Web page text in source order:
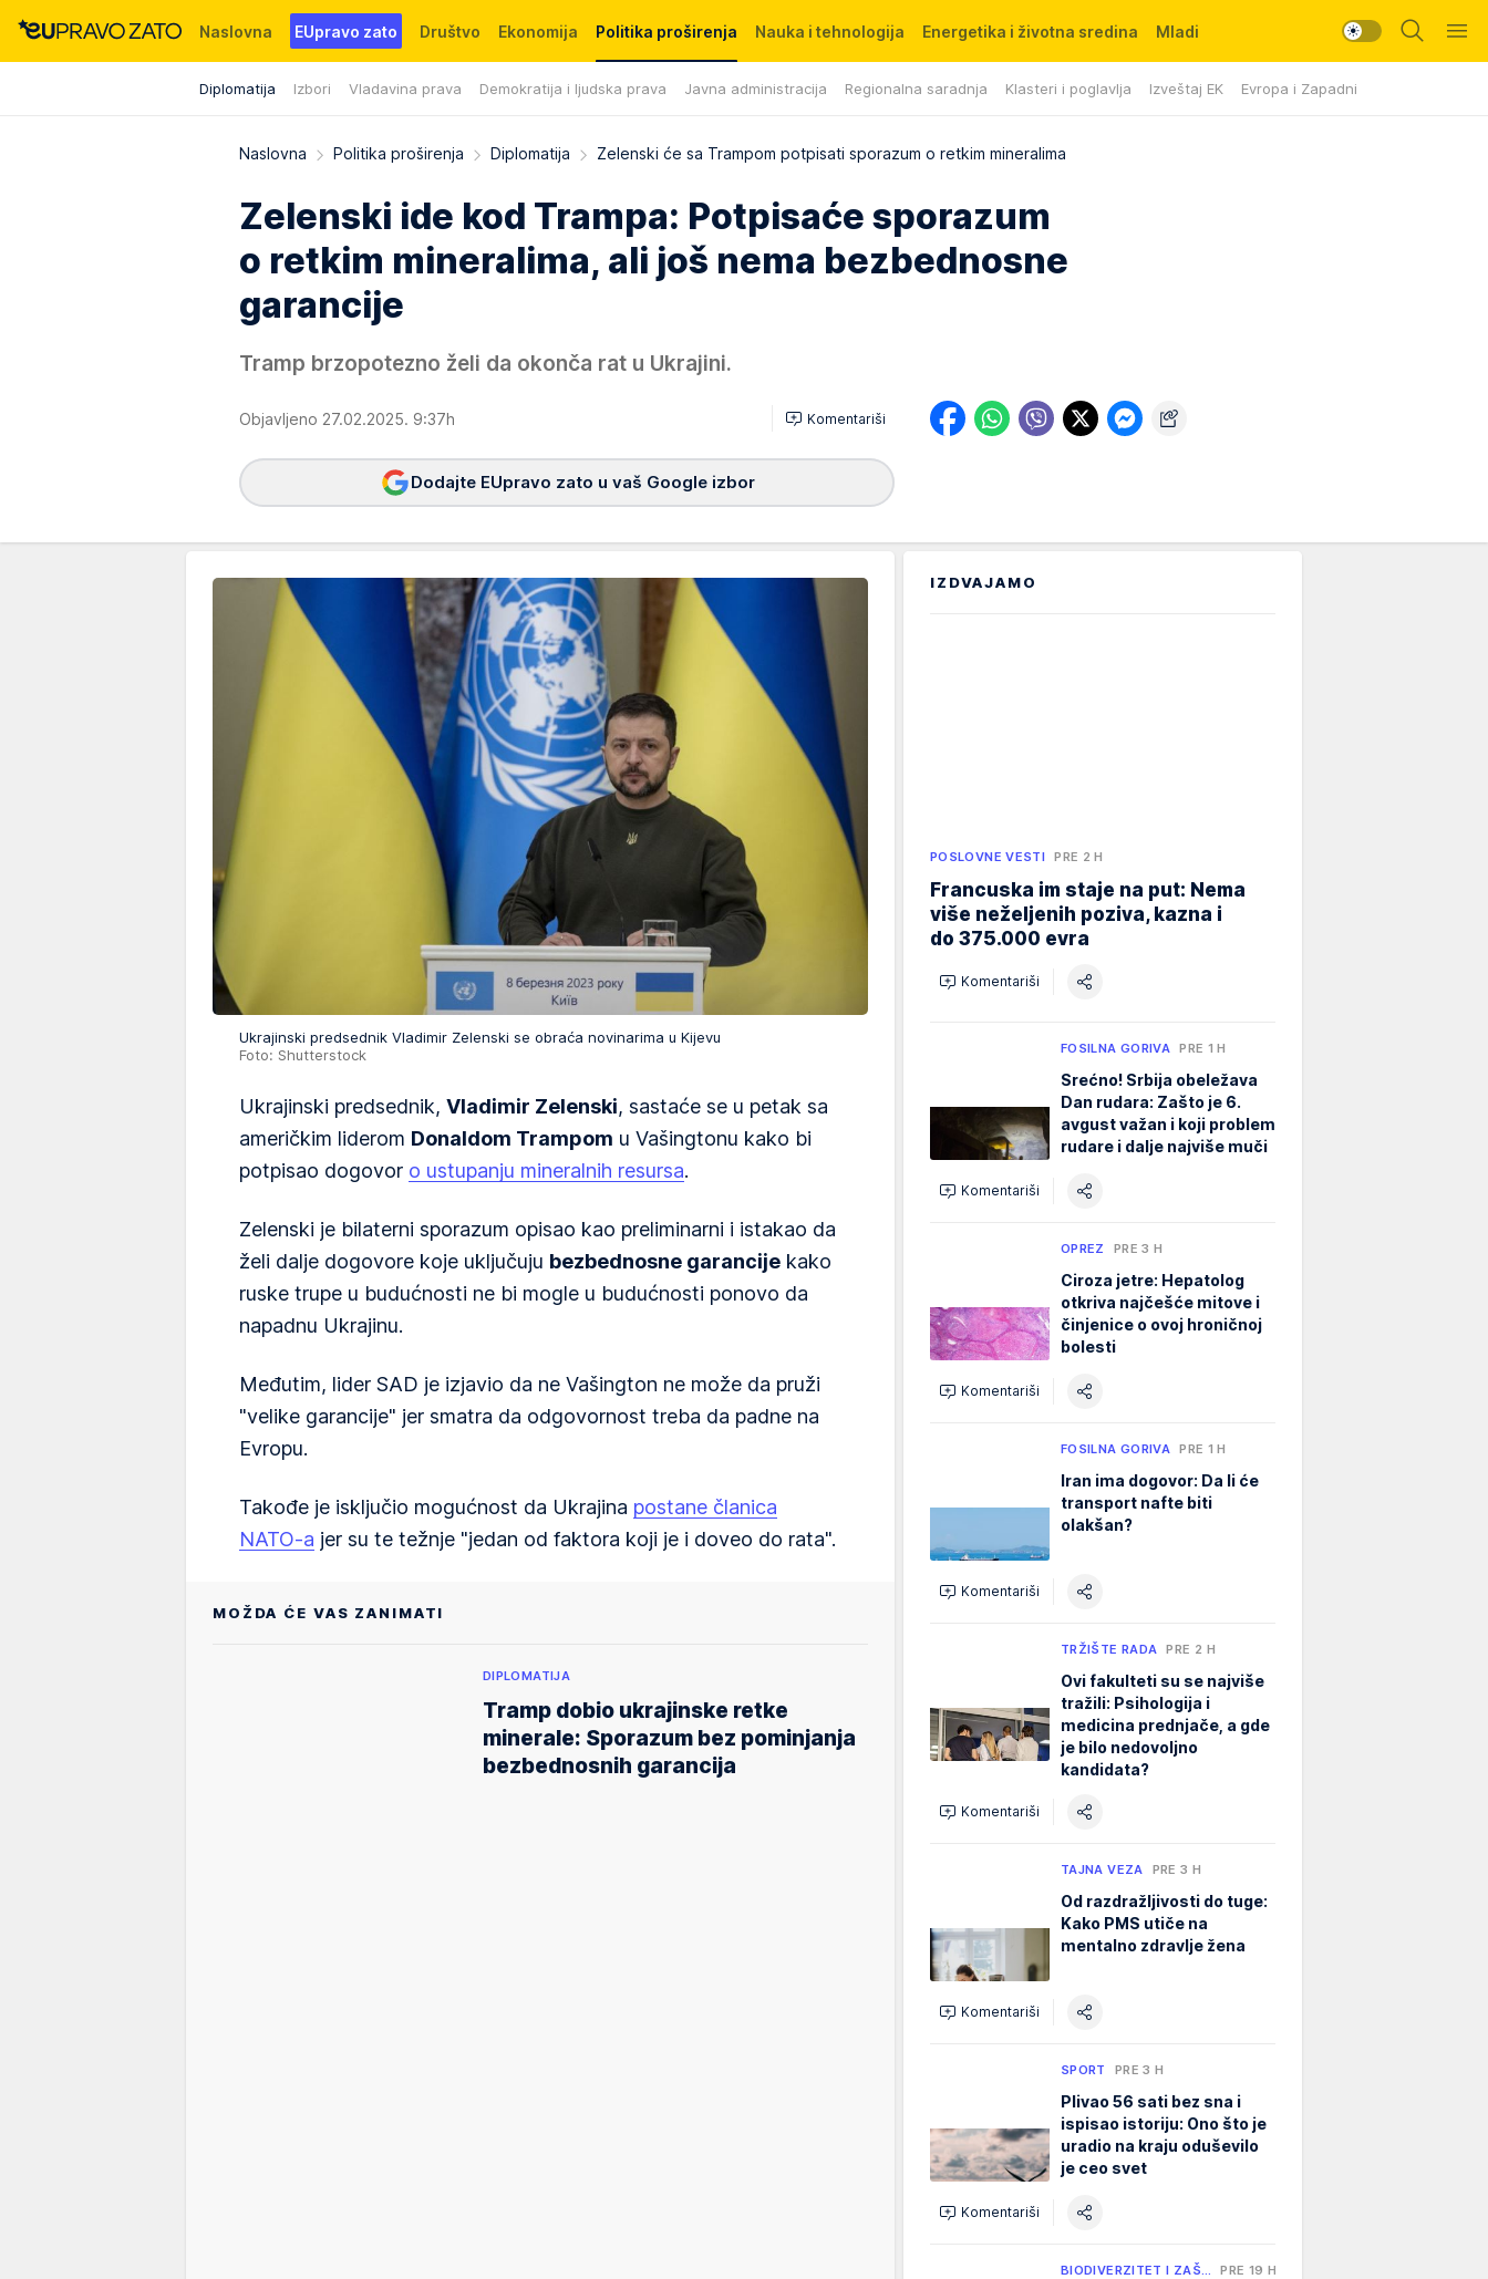
Naslovna EUpravo zato Društvo Ekonomija Politika proširenja
Diplomatija Izbori Vladavina prava Demokratija i ljudska prava Javna administracija Regionalna saradnja Klasteri i poglavlja Izveštaj EK Evropa i Zapadni Balkan
Nauka i tehnologija Energetika i životna sredina Mladi
Događaji News WMG fondacija
Naslovna Politika proširenja Diplomatija Zelenski će sa Trampom potpisati sporazum o retkim mineralima
Zelenski ide kod Trampa: Potpisaće sporazum
o retkim mineralima, ali još nema bezbednosne
garancije
Tramp brzopotezno želi da okonča rat u Ukrajini.
Objavljeno 27.02.2025. 9:37h Komentariši
Dodajte EUpravo zato u vaš Google izbor
Ukrajinski predsednik Vladimir Zelenski se obraća novinarima u Kijevu
Foto: Shutterstock
Ukrajinski predsednik, Vladimir Zelenski, sastaće se u petak sa
američkim liderom Donaldom Trampom u Vašingtonu kako bi
potpisao dogovor o ustupanju mineralnih resursa.
Zelenski je bilaterni sporazum opisao kao preliminarni i istakao da
želi dalje dogovore koje uključuju bezbednosne garancije kako
ruske trupe u budućnosti ne bi mogle u budućnosti ponovo da
napadnu Ukrajinu.
Međutim, lider SAD je izjavio da ne Vašington ne može da pruži
"velike garancije" jer smatra da odgovornost treba da padne na
Evropu.
Takođe je isključio mogućnost da Ukrajina postane članica
NATO-a jer su te težnje "jedan od faktora koji je i doveo do rata".
MOŽDA ĆE VAS ZANIMATI
DIPLOMATIJA
Tramp dobio ukrajinske retke
minerale: Sporazum bez pominjanja
bezbednosnih garancija
IZDVAJAMO
POSLOVNE VESTI PRE 2 H
Francuska im staje na put: Nema
više neželjenih poziva, kazna i
do 375.000 evra
Komentariši
FOSILNA GORIVA PRE 1 H
Srećno! Srbija obeležava
Dan rudara: Zašto je 6.
avgust važan i koji problem
rudare i dalje najviše muči
Komentariši
OPREZ PRE 3 H
Ciroza jetre: Hepatolog
otkriva najčešće mitove i
činjenice o ovoj hroničnoj
bolesti
Komentariši
FOSILNA GORIVA PRE 1 H
Iran ima dogovor: Da li će
transport nafte biti
olakšan?
Komentariši
TRŽIŠTE RADA PRE 2 H
Ovi fakulteti su se najviše
tražili: Psihologija i
medicina prednjače, a gde
je bilo nedovoljno
kandidata?
Komentariši
TAJNA VEZA PRE 3 H
Od razdražljivosti do tuge:
Kako PMS utiče na
mentalno zdravlje žena
Komentariši
SPORT PRE 3 H
Plivao 56 sati bez sna i
ispisao istoriju: Ono što je
uradio na kraju oduševilo
je ceo svet
Komentariši
BIODIVERZITET I ZAŠ… PRE 19 H